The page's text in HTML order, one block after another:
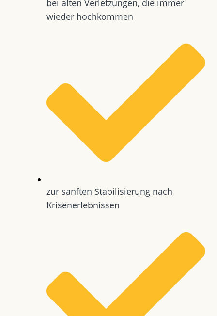
bei alten Verletzungen, die immer
wieder hochkommen
zur sanften Stabilisierung nach
Krisenerlebnissen